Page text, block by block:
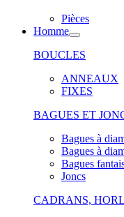
Pièces
Homme
BOUCLES
ANNEAUX
FIXES
BAGUES ET
Bagues à
Bagues à
Bagues
Joncs
CADRANS,